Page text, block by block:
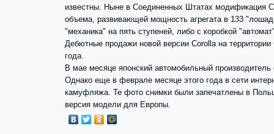
известны. Ныне в Соединенных Штатах модификация
объема, развивающей мощность агрегата в 133
"механика" на пять ступеней, либо с коробкой
Дебютные продажи новой версии Corolla на
года.
В мае месяце японский автомобильный
Однако еще в феврале месяце этого года в сети
камуфляжа. Те фото снимки были запечатлены в
версия модели для Европы.